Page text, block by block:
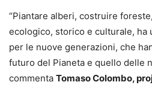
“Piantare alberi, costruire
ecologico, storico e culturale, ha
per le nuove generazioni, che
futuro del Pianeta e quello delle
commenta Tomaso Colombo,